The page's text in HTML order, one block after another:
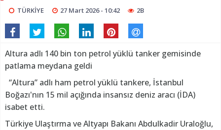
TÜRKİYE 27 Mart 2026 - 10:42 2B
Altura adlı 140 bin ton petrol yüklü tanker gemisinde
patlama meydana geldi
“Altura” adlı ham petrol yüklü tankere, İstanbul
Boğazı'nın 15 mil açığında insansız deniz aracı (İDA)
isabet etti.
Türkiye Ulaştırma ve Altyapı Bakanı Abdulkadir Uraloğlu,